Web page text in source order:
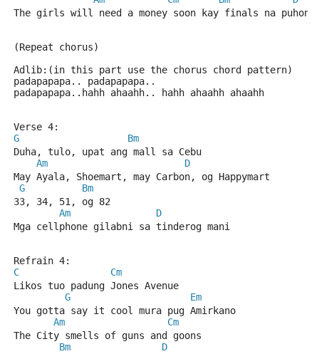
The girls will need a money soon kay finals na puhon
(Repeat chorus)
Adlib:(in this part use the chorus chord pattern)
padapapapa.. padapapapa..
padapapapa..hahh ahaahh.. hahh ahaahh ahaahh
Verse 4:
G
Bm
Duha, tulo, upat ang mall sa Cebu
Am
D
May Ayala, Shoemart, may Carbon, og Happymart
G
Bm
33, 34, 51, og 82
Am
D
Mga cellphone gilabni sa tinderog mani
Refrain 4:
C
Cm
Likos tuo padung Jones Avenue
G
Em
You gotta say it cool mura pug Amirkano
Am
Cm
The City smells of guns and goons
Bm
D